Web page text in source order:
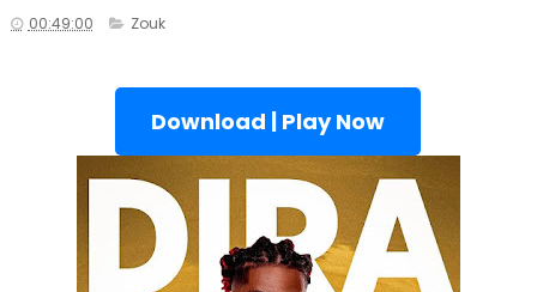
00:49:00 Zouk
Download | Play Now